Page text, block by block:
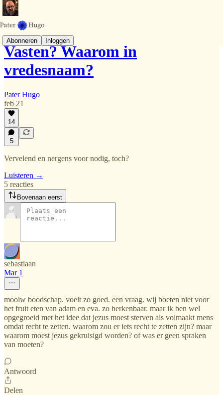
Abonneren Inloggen
Vasten? Waarom in
vredesnaam?
Pater Hugo
feb 21
14
5
Vervelend en nergens voor nodig, toch?
Luisteren →
5 reacties
Bovenaan eerst
sebastiaan
Mar 1
mooiw boodschap. voelt zo goed. een vraag. wij boeten niet voor
het fruit eten van adam en eva. zo herkenbaar. maar ik ben wel
opgegroeid met het idee dat jezus moest sterven als volmaakt mens
omdat recht te zetten. waarom zou er iets recht te zetten zijn? maar
waarom moest jezus gekruisigd worden? of was er geen spraken
van moeten?
Antwoord
Delen